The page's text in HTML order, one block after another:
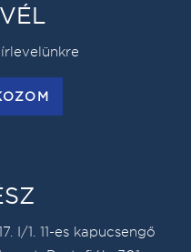
I/1. 11-es kapucsengő